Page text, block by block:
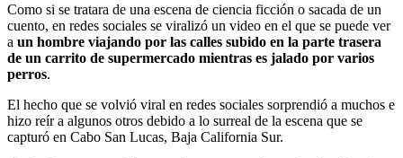
Como si se tratara de una escena de ciencia ficción o sacada de un
cuento, en redes sociales se viralizó un video en el que se puede ver
a un hombre viajando por las calles subido en la parte trasera
de un carrito de supermercado mientras es jalado por varios
perros.
El hecho que se volvió viral en redes sociales sorprendió a muchos e
hizo reír a algunos otros debido a lo surreal de la escena que se
capturó en Cabo San Lucas, Baja California Sur.